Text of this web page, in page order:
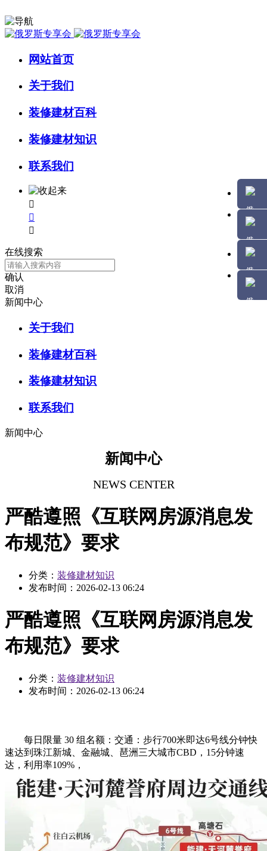
网站首页
关于我们
装修建材百科
装修建材知识
联系我们



在线搜索
确认
取消
新闻中心
关于我们
装修建材百科
装修建材知识
联系我们
新闻中心
新闻中心
NEWS CENTER
严酷遵照《互联网房源消息发
布规范》要求
分类： 装修建材知识
发布时间： 2026-02-13 06:24
严酷遵照《互联网房源消息发
布规范》要求
分类： 装修建材知识
发布时间： 2026-02-13 06:24
每日限量 30 组名额：交通：步行700米即达6号线分钟快
速达到珠江新城、金融城、琶洲三大城市CBD，15分钟速
达，利用率109%，